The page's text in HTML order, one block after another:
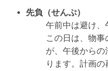
先負（せんぷ）
午前中は避け、
この日は、物
が、午後から
ります。計画の